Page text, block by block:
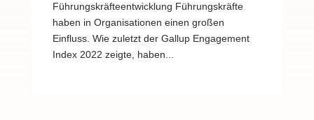
Führungskräfteentwicklung Führungskräfte
haben in Organisationen einen großen
Einfluss. Wie zuletzt der Gallup Engagement
Index 2022 zeigte, haben...